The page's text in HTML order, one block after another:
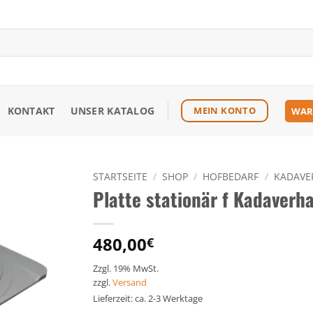
KONTAKT UNSER KATALOG MEIN KONTO
STARTSEITE / SHOP / HOFBEDARF /
Platte stationär f
480,00€
Zzgl. 19% MwSt.
zzgl.Versand
Lieferzeit: ca. 2-3 Werktage